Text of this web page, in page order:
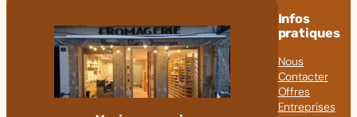
Infos
pratiques
Nous
Contacter
Offres
Entreprises